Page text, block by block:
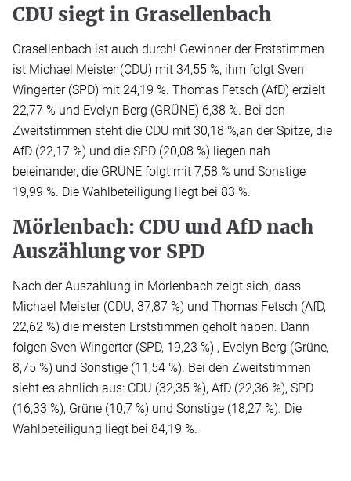
CDU siegt in Grasellenbach
Grasellenbach ist auch durch! Gewinner der Erststimmen
ist Michael Meister (CDU) mit 34,55 %, ihm folgt Sven
Wingerter (SPD) mit 24,19 %. Thomas Fetsch (AfD) erzielt
22,77 % und Evelyn Berg (GRÜNE) 6,38 %. Bei den
Zweitstimmen steht die CDU mit 30,18 %,an der Spitze, die
AfD (22,17 %) und die SPD (20,08 %) liegen nah
beieinander, die GRÜNE folgt mit 7,58 % und Sonstige
19,99 %. Die Wahlbeteiligung liegt bei 83 %.
Mörlenbach: CDU und AfD nach
Auszählung vor SPD
Nach der Auszählung in Mörlenbach zeigt sich, dass
Michael Meister (CDU, 37,87 %) und Thomas Fetsch (AfD,
22,62 %) die meisten Erststimmen geholt haben. Dann
folgen Sven Wingerter (SPD, 19,23 %) , Evelyn Berg (Grüne,
8,75 %) und Sonstige (11,54 %). Bei den Zweitstimmen
sieht es ähnlich aus: CDU (32,35 %), AfD (22,36 %), SPD
(16,33 %), Grüne (10,7 %) und Sonstige (18,27 %). Die
Wahlbeteiligung liegt bei 84,19 %.